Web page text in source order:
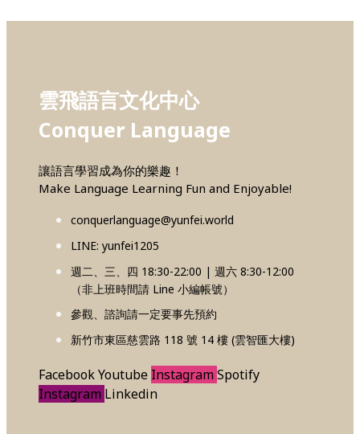
雲飛語言文化中心
Conquer Language
讓語言學習成為你的樂趣！
Make Language Learning Fun and Enjoyable!
conquerlanguage@yunfei.world
LINE: yunfei1205
週二、三、四 18:30-22:00 | 週六 8:30-12:00
（非上班時間請 Line 小編帳號）
參觀、諮詢請一定要事先預約
新竹市東區慈雲路 118 號 14 樓 (雲智匯大樓)
FacebookYoutube InstagramSpotify
Instagram Linkedin